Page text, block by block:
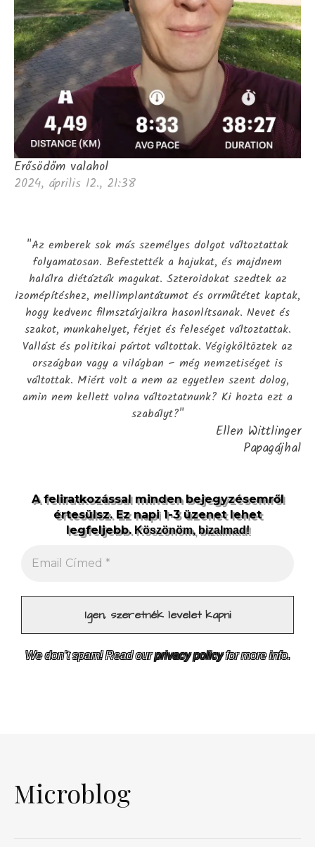
Erősödőm valahol
2024, április 12., 21:38
"Az emberek sok más személyes dolgot változtattak
folyamatosan. Befestették a hajukat, és majdnem
halálra diétázták magukat. Szteroidokat szedtek az
izomépítéshez, mellimplantátumot és orrműtétet kaptak,
hogy kedvenc filmsztárjaikra hasonlítsanak. Nevet és
szakot, munkahelyet, férjet és feleséget változtattak.
Vallást és politikai pártot váltottak. Végigköltöztek az
országban vagy a világban – még nemzetiséget is
váltottak. Miért volt a nem az egyetlen szent dolog,
amin nem kellett volna változtatnunk? Ki hozta ezt a
szabályt?"
Ellen Wittlinger
Papagájhal
A feliratkozással minden bejegyzésemről
értesülsz. Ez napi 1-3 üzenet lehet
legfeljebb.Köszönöm, bizalmad!
We don’t spam! Read ourprivacy policyfor more info.
Microblog